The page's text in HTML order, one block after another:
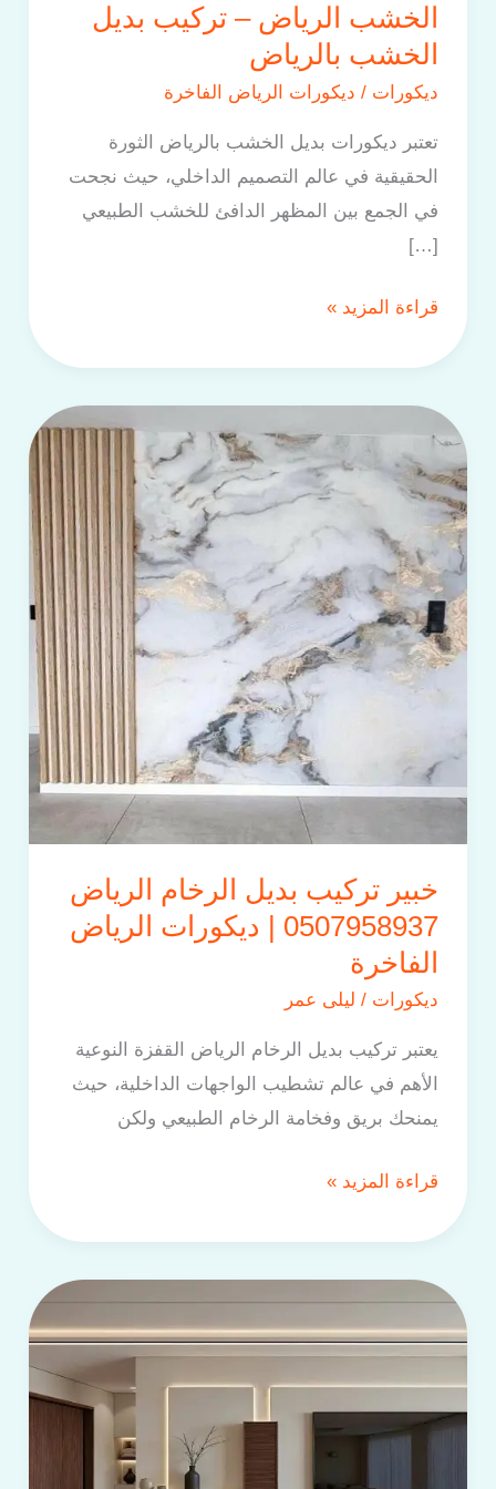
الخشب الرياض – تركيب بديل
الخشب بالرياض
ديكورات / ديكورات الرياض الفاخرة
تعتبر ديكورات بديل الخشب بالرياض الثورة
الحقيقية في عالم التصميم الداخلي، حيث نجحت
في الجمع بين المظهر الدافئ للخشب الطبيعي
[…]
بالرياض
قراءة المزيد »
خبير تركيب بديل الرخام الرياض
0507958937 | ديكورات الرياض
الفاخرة
ديكورات / ليلى عمر
يعتبر تركيب بديل الرخام الرياض القفزة النوعية
الأهم في عالم تشطيب الواجهات الداخلية، حيث
يمنحك بريق وفخامة الرخام الطبيعي ولكن
تركيب
بديل
الرخام
الرياض
0507958937
|
ديكورات
الرياض
قراءة المزيد »
وفني
من